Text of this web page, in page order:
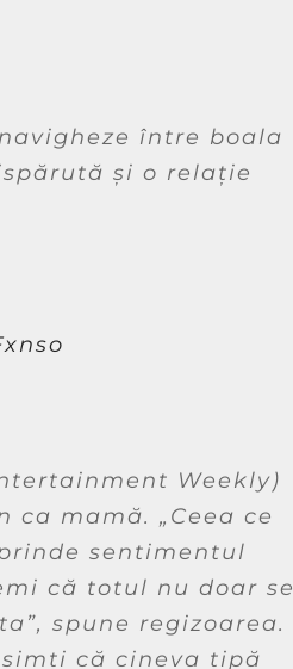
între boala
și o relație
Weekly)
ca mamă. „Ceea ce
sentimentul
că totul nu doar se
spune regizoarea.
că cineva țipă